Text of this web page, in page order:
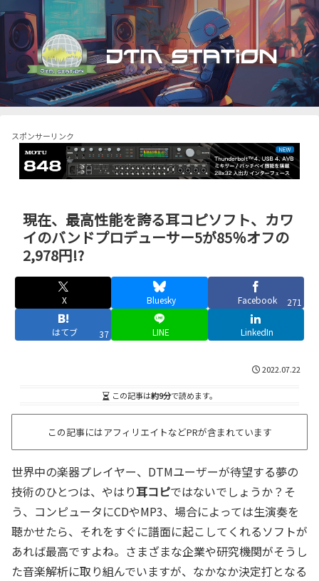
スポンサーリンク
現在、最高性能を誇る耳コピソフト、カワ
イのバンドプロデューサー5が85％オフの
2,978円!?
X Bluesky Facebook 271
はてブ 37 LINE LinkedIn
2022.07.22
この記事は約9分で読めます。
この記事にはアフィリエイトなどPRが含まれています
世界中の楽器プレイヤー、DTMユーザーが待望する夢の
技術のひとつは、やはり耳コピではないでしょうか？そ
う、コンピュータにCDやMP3、場合によっては生演奏を
聴かせたら、それをすぐに譜面に起こしてくれるソフトが
あれば最高ですよね。さまざまな企業や研究機関がそうし
た音楽解析に取り組んでいますが、なかなか決定打となる